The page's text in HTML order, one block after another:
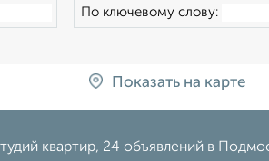
По ключевому слову:
Показать на карте
квартир, 24 объявлений в